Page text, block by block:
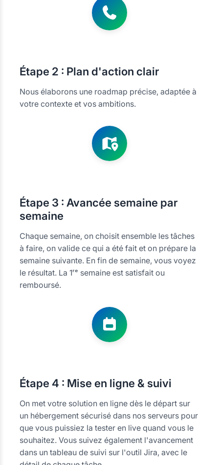
Étape 2 : Plan d'action clair
Nous élaborons une roadmap précise, adaptée à
votre contexte et vos ambitions.
Étape 3 : Avancée semaine par
semaine
Chaque semaine, on choisit ensemble les tâches
à faire, on valide ce qui a été fait et on prépare la
semaine suivante. En fin de semaine, vous voyez
le résultat. La 1ʳᵉ semaine est satisfait ou
remboursé.
Étape 4 : Mise en ligne & suivi
On met votre solution en ligne dès le départ sur
un hébergement sécurisé dans nos serveurs pour
que vous puissiez la tester en live quand vous le
souhaitez. Vous suivez également l'avancement
dans un tableau de suivi sur l'outil Jira, avec le